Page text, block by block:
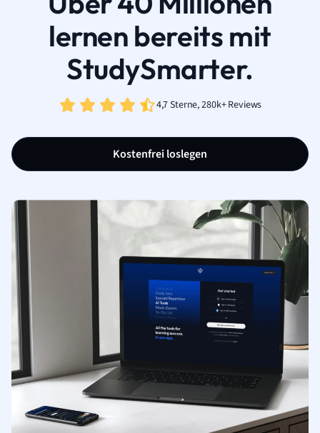
lernen bereits mit
StudySmarter.
4,7 Sterne, 280k+ Reviews
Kostenfrei loslegen